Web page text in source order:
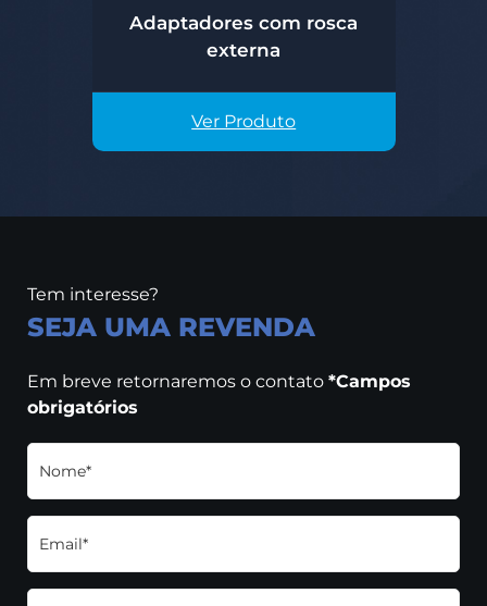
Adaptadores com rosca
externa
Ver Produto
Tem interesse?
SEJA UMA REVENDA
Em breve retornaremos o contato *Campos
obrigatórios
Nome*
Email*